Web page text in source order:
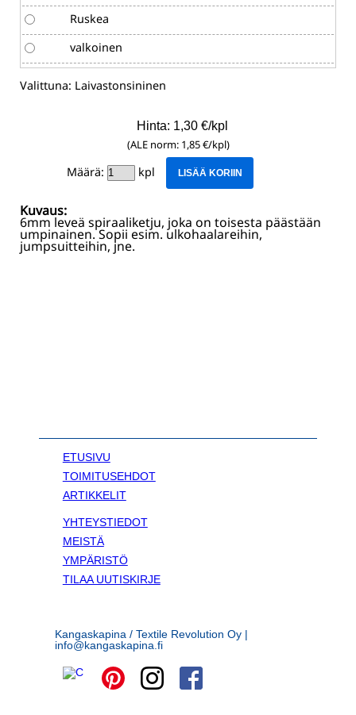
Ruskea
valkoinen
Valittuna: Laivastonsininen
Hinta: 1,30 €/kpl
(ALE norm: 1,85 €/kpl)
Määrä: kpl LISÄÄ KORIIN
Kuvaus:
6mm leveä spiraaliketju, joka on toisesta päästään
umpinainen. Sopii esim. ulkohaalareihin,
jumpsuitteihin, jne.
ETUSIVU
TOIMITUSEHDOT
ARTIKKELIT
YHTEYSTIEDOT
MEISTÄ
YMPÄRISTÖ
TILAA UUTISKIRJE
Kangaskapina / Textile Revolution Oy |
info@kangaskapina.fi